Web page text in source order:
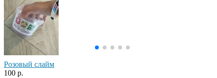
Розовый слайм
100 р.